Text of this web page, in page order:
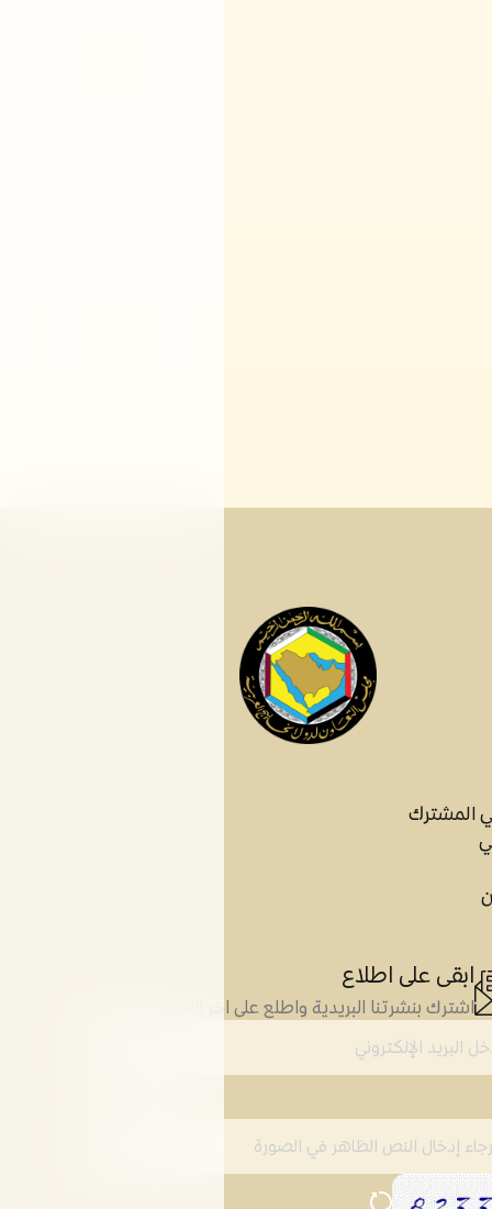
المشترك
ابقى على اطلاع
اشترك بنشرتنا البريدية واطلع على اخر التطورات